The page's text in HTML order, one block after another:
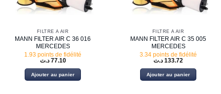
FILTRE À AIR
MANN FILTER AIR C 36 016
MERCEDES
1.93 points de fidélité
77.10 د.ت
Ajouter au panier
FILTRE À AIR
MANN FILTER AIR C 35 005
MERCEDES
3.34 points de fidélité
133.72 د.ت
Ajouter au panier